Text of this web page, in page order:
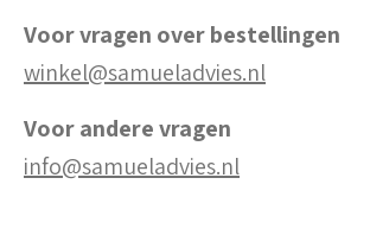
Voor vragen over bestellingen
winkel@samueladvies.nl
Voor andere vragen
info@samueladvies.nl